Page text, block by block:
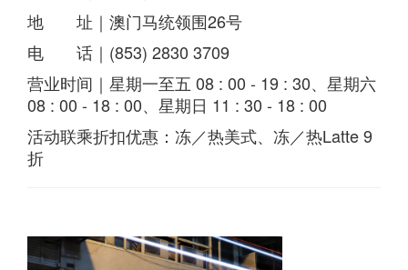
地 址｜澳门马统领围26号
电 话｜(853) 2830 3709
营业时间｜星期一至五 08 : 00 - 19 : 30、星期六
08 : 00 - 18 : 00、星期日 11 : 30 - 18 : 00
活动联乘折扣优惠：冻／热美式、冻／热Latte 9
折